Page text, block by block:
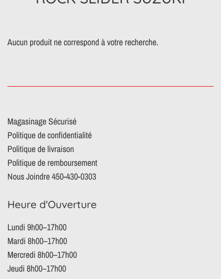
Aucun produit ne correspond à votre recherche.
Magasinage Sécurisé
Politique de confidentialité
Politique de livraison
Politique de remboursement
Nous Joindre 450-430-0303
Heure d'Ouverture
Lundi 9h00–17h00
Mardi 8h00–17h00
Mercredi 8h00–17h00
Jeudi 8h00–17h00